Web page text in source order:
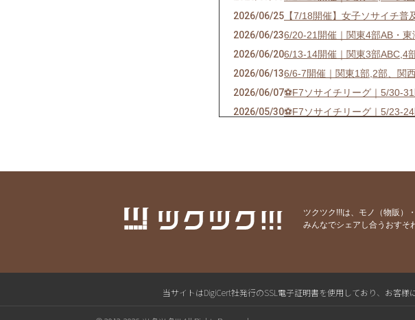
2026/06/25 【7/18開催】女子ソサイチ
2026/06/236/20-21開催｜関東4部AB・
2026/06/206/13-14開催｜関東3部ABC,4
2026/06/136/6-7開催｜関東1部,2部、関
2026/06/07⚽F7ソサイチリーグ｜5/30-
2026/05/30⚽F7ソサイチリーグ｜5/23-
2026/05/17⚽F7ソサイチリーグ｜5/9-10
⚽F7ソサイチリーグ｜4/18-
2026/04/18
⚽F7ソサイチリーグ｜4/11-
ツクツク!!!は、モノ（物販）
みんなでシェアし合うおすそ
当サイトはDigiCert社発行のSSL電子証明書を使用しており、お客